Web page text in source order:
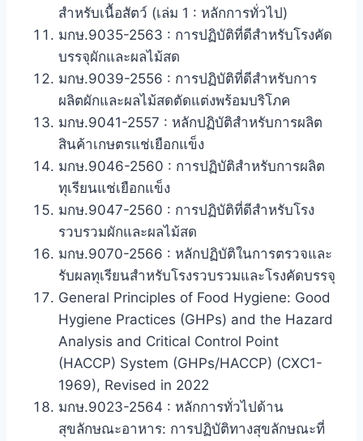
สําหรับเนื้อสัตว์ (เล่ม 1 : หลักการทั่วไป)
มกษ.9035-2563 : การปฏิบัติที่ดีสําหรับโรงคัด
บรรจุผักและผลไม้สด
มกษ.9039-2556 : การปฏิบัติที่ดีสําหรับการ
ผลิตผักและผลไม้สดตัดแต่งพร้อมบริโภค
มกษ.9041-2557 : หลักปฏิบัติสําหรับการผลิต
สินค้าเกษตรแช่เยือกแข็ง
มกษ.9046-2560 : การปฏิบัติสําหรับการผลิต
ทุเรียนแช่เยือกแข็ง
มกษ.9047-2560 : การปฏิบัติที่ดีสําหรับโรง
รวบรวมผักและผลไม้สด
มกษ.9070-2566 : หลักปฏิบัติในการตรวจและ
รับผลทุเรียนสำหรับโรงรวบรวมและโรงคัดบรรจุ
General Principles of Food Hygiene: Good
Hygiene Practices (GHPs) and the Hazard
Analysis and Critical Control Point
(HACCP) System (GHPs/HACCP) (CXC1-
1969), Revised in 2022
มกษ.9023-2564 : หลักการทั่วไปด้าน
สุขลักษณะอาหาร: การปฏิบัติทางสุขลักษณะที่